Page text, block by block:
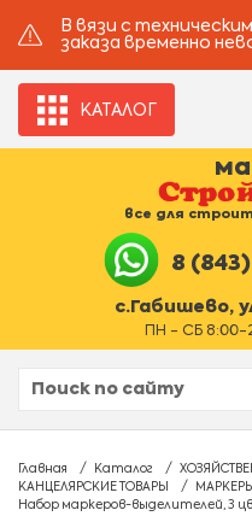
В вязи с
заказа временно
КАТАЛОГ
все для
8
с.Габишево,
ПН - СБ 8:00-
Главная Каталог
КАНЦЕЛЯРСКИЕ ТОВАРЫ
МАРКЕРЫ
Набор маркеров-выделителей, 3